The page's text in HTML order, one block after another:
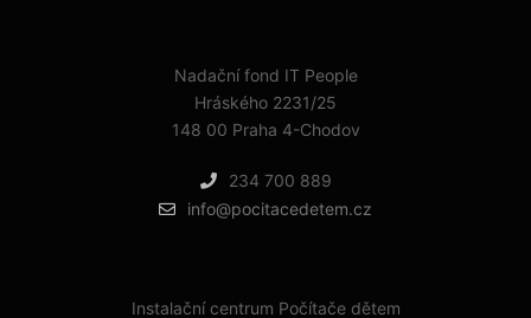
Nadační fond IT People
Hráského 2231/25
148 00 Praha 4-Chodov
234 700 889
info@pocitacedetem.cz
Instalační centrum Počítače dětem